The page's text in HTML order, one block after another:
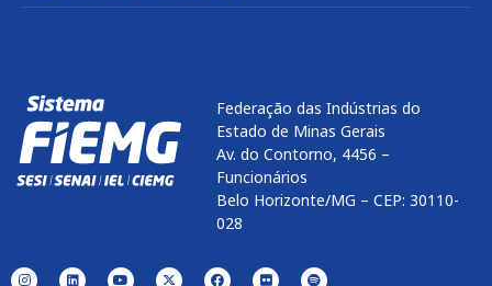
Federação das Indústrias do
Estado de Minas Gerais
Av. do Contorno, 4456 –
Funcionários
Belo Horizonte/MG – CEP: 30110-
028